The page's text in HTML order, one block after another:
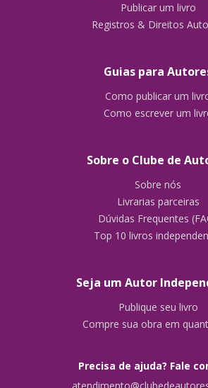
Publicar um livro
Registros & Direitos
Guias para
Como publicar um
Como escrever um
Sobre o Clube de
Sobre nós
Livrarias parceiras
Dúvidas Frequentes
Top 10 livros
Seja um Autor
Publique seu livro
Compre sua obra em
Precisa de ajuda? Fale